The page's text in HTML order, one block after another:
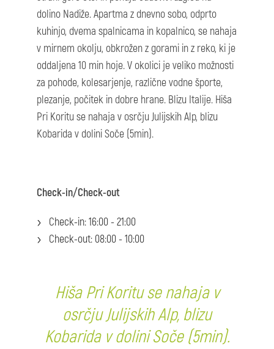
dolino Nadiže. Apartma z dnevno sobo, odprto
kuhinjo, dvema spalnicama in kopalnico, se nahaja
v mirnem okolju, obkrožen z gorami in z reko, ki je
oddaljena 10 min hoje. V okolici je veliko možnosti
za pohode, kolesarjenje, različne vodne športe,
plezanje, počitek in dobre hrane. Blizu Italije. Hiša
Pri Koritu se nahaja v osrčju Julijskih Alp, blizu
Kobarida v dolini Soče (5min).
Check-in/Check-out
Check-in: 16:00 - 21:00
Check-out: 08:00 - 10:00
Hiša Pri Koritu se nahaja v
osrčju Julijskih Alp, blizu
Kobarida v dolini Soče (5min).